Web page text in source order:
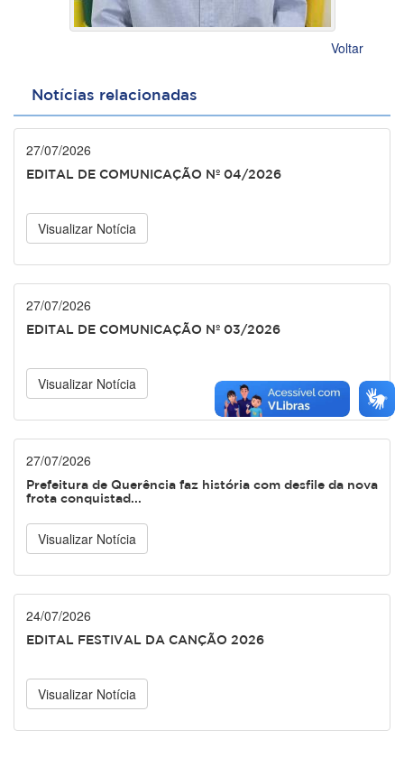
Voltar
Notícias relacionadas
27/07/2026
EDITAL DE COMUNICAÇÃO Nº 04/2026
Visualizar Notícia
27/07/2026
EDITAL DE COMUNICAÇÃO Nº 03/2026
Visualizar Notícia
27/07/2026
Prefeitura de Querência faz história com desfile da nova
frota conquistad...
Visualizar Notícia
24/07/2026
EDITAL FESTIVAL DA CANÇÃO 2026
Visualizar Notícia